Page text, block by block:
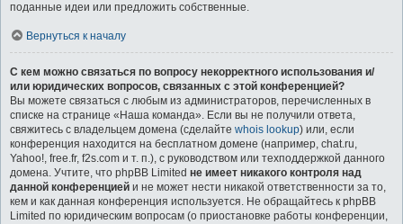
поданные идеи или предложить собственные.
Вернуться к началу
С кем можно связаться по вопросу некорректного использования и/
или юридических вопросов, связанных с этой конференцией?
Вы можете связаться с любым из администраторов, перечисленных в
списке на странице «Наша команда». Если вы не получили ответа,
свяжитесь с владельцем домена (сделайте whois lookup) или, если
конференция находится на бесплатном домене (например, chat.ru,
Yahoo!, free.fr, f2s.com и т. п.), с руководством или техподдержкой данного
домена. Учтите, что phpBB Limited не имеет никакого контроля над
данной конференцией и не может нести никакой ответственности за то,
кем и как данная конференция используется. Не обращайтесь к phpBB
Limited по юридическим вопросам (о приостановке работы конференции,